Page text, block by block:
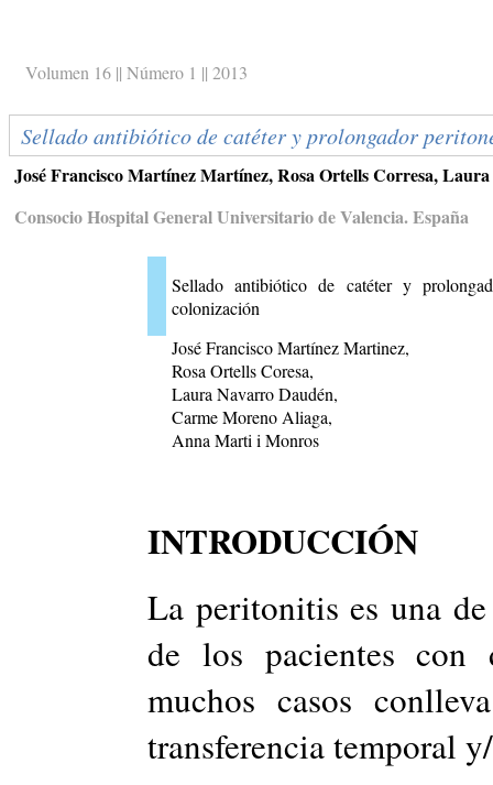
Volumen 16 || Número 1 || 2013
Sellado antibiótico de catéter y prolongador
José Francisco Martínez Martínez, Rosa Ortells Corresa,
Consocio Hospital General Universitario de Valencia. España
Sellado antibiótico de catéter y
colonización
José Francisco Martínez Martinez,
Rosa Ortells Coresa,
Laura Navarro Daudén,
Carme Moreno Aliaga,
Anna Marti i Monros
INTRODUCCIÓN
La peritonitis es una
de los pacientes
muchos casos
transferencia temporal